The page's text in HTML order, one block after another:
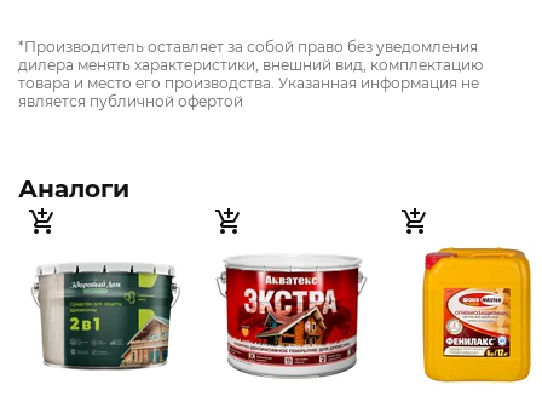
*Производитель оставляет за собой право без уведомления
дилера менять характеристики, внешний вид, комплектацию
товара и место его производства. Указанная информация не
является публичной офертой
Аналоги